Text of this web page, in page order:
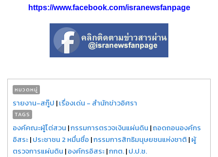
https://www.facebook.com/isranewsfanpage
หมวดหมู่
รายงาน-สกู๊ป |เรื่องเด่น - สำนักข่าวอิศรา
TAGS
องค์คณะผู้ไต่สวน |กรรมการตรวจเงินแผ่นดิน |ถอดถอนองค์กร
อิสระ|ประชาชน 2 หมื่นชื่อ |กรรมการสิทธิมนุษยชนแห่งชาติ |ผู้
ตรวจการแผ่นดิน |องค์กรอิสระ|กกต.|ป.ป.ช.